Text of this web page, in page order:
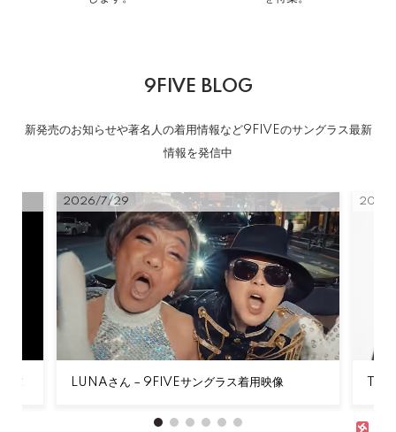
9FIVE BLOG
新発売のお知らせや著名人の着用情報など9FIVEのサングラス最新
情報を発信中
2026/7/29
LUNAさん – 9FIVEサングラス着用映像
！